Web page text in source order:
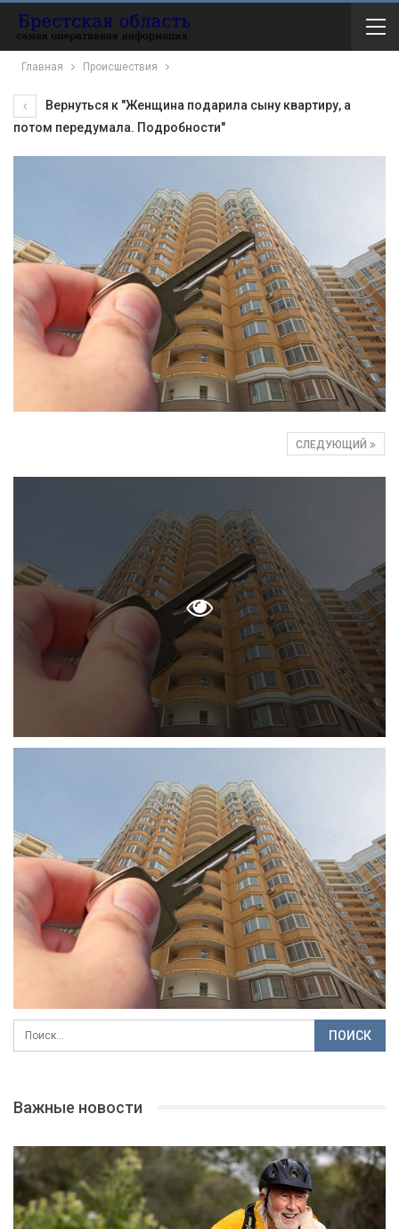
Главная Происшествия
Вернуться к "Женщина подарила сыну квартиру, а
потом передумала. Подробности"
СЛЕДУЮЩИЙ
Важные новости